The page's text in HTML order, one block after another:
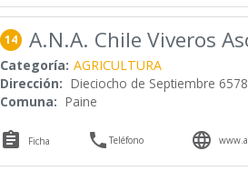
14 A.N.A. Chile Viveros
Categoría: AGRICULTURA
Dirección: Dieciocho de Septiembre 6578
Comuna: Paine
 Ficha Teléfono 